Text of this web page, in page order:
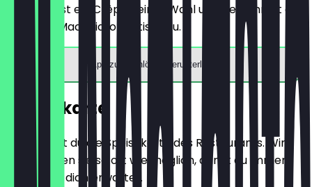
Du bestellst ein Crêpe deiner Wahl und bekommst ein
Espresso Macchiato gratis dazu.
App zum Einlösen herunterladen
Speisekarte
Hier findest du die Speisekarte des Restaurants. Wir
aktualisieren sie so oft wie möglich, damit du immer
weißt, was dich erwartet.